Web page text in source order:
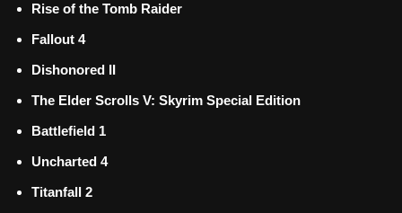
Rise of the Tomb Raider
Fallout 4
Dishonored II
The Elder Scrolls V: Skyrim Special Edition
Battlefield 1
Uncharted 4
Titanfall 2